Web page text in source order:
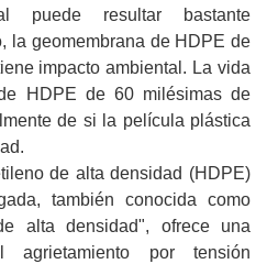
puede resultar bastante
la geomembrana de HDPE de
impacto ambiental. La vida
HDPE de 60 milésimas de
de si la película plástica
de alta densidad (HDPE)
también conocida como
alta densidad", ofrece una
agrietamiento por tensión